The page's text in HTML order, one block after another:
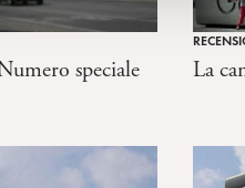
speciale
La